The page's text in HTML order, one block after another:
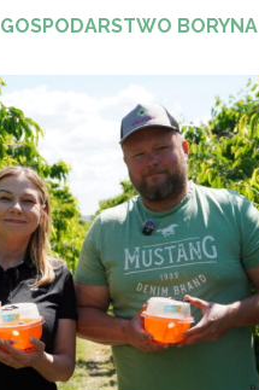
GOSPODARSTWO BORYNA